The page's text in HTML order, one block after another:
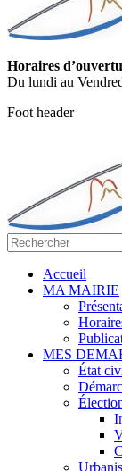
Horaires
Du lundi au
Foot header
Accueil
MA MAIRIE
MES
État